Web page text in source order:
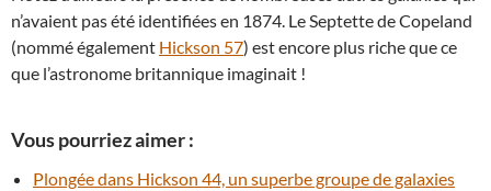
n’avaient pas été identifiées en 1874. Le Septette de Copeland
(nommé également Hickson 57) est encore plus riche que ce
que l’astronome britannique imaginait !
Vous pourriez aimer :
Plongée dans Hickson 44, un superbe groupe de galaxies